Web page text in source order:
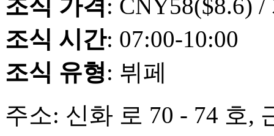
조식 가격: CNY58($8.6) /
조식 시간: 07:00-10:00
조식 유형: 뷔페
주소: 신화 로 70 - 74 호,